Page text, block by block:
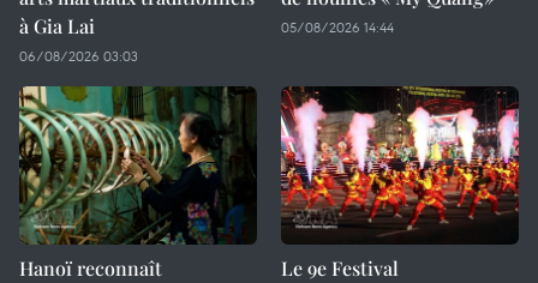
à Gia Lai
06/08/2026 03:03
05/08/2026 14:44
Hanoï reconnaît
Le 9e Festival